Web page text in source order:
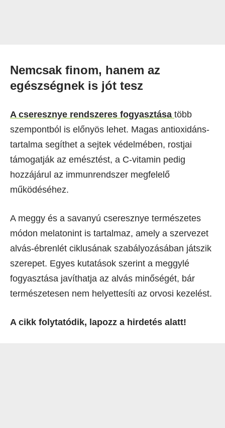
Nemcsak finom, hanem az
egészségnek is jót tesz
A cseresznye rendszeres fogyasztása több
szempontból is előnyös lehet. Magas antioxidáns-
tartalma segíthet a sejtek védelmében, rostjai
támogatják az emésztést, a C-vitamin pedig
hozzájárul az immunrendszer megfelelő
működéséhez.
A meggy és a savanyú cseresznye természetes
módon melatonint is tartalmaz, amely a szervezet
alvás-ébrenlét ciklusának szabályozásában játszik
szerepet. Egyes kutatások szerint a meggylé
fogyasztása javíthatja az alvás minőségét, bár
természetesen nem helyettesíti az orvosi kezelést.
A cikk folytatódik, lapozz a hirdetés alatt!